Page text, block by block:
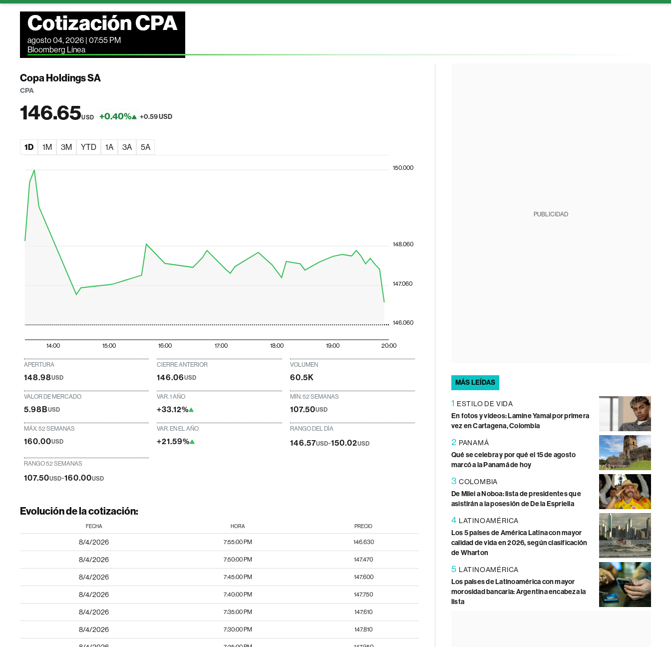
Cotización CPA
agosto 04, 2026 | 07:55 PM
Bloomberg Línea
Copa Holdings SA
CPA
146.65USD +0.40% +0.59 USD
1D 1M 3M YTD 1A 3A 5A
14:00 15:00 16:00 17:00 18:00 19:00 20:00
146.060
147.060
148.060
150.000
APERTURA
148.98USD
CIERRE ANTERIOR
146.06USD
VOLUMEN
60.5K
VALOR DE MERCADO
5.98BUSD
VAR. 1 AÑO
+33.12%
MÍN. 52 SEMANAS
107.50USD
MÁX. 52 SEMANAS
160.00USD
VAR. EN EL AÑO
+21.59%
RANGO DEL DÍA
146.57USD-150.02USD
RANGO 52 SEMANAS
107.50USD-160.00USD
Evolución de la cotización:
FECHA HORA PRECIO
8/4/2026 7:55:00 PM 146.630
8/4/2026 7:50:00 PM 147.470
8/4/2026 7:45:00 PM 147.600
8/4/2026 7:40:00 PM 147.750
8/4/2026 7:35:00 PM 147.610
8/4/2026 7:30:00 PM 147.810
PUBLICIDAD
MÁS LEÍDAS
1 ESTILO DE VIDA
En fotos y videos: Lamine Yamal por primera
vez en Cartagena, Colombia
2 PANAMÁ
Qué se celebra y por qué el 15 de agosto
marcó a la Panamá de hoy
3 COLOMBIA
De Milei a Noboa: lista de presidentes que
asistirán a la posesión de De la Espriella
4 LATINOAMÉRICA
Los 5 países de América Latina con mayor
calidad de vida en 2026, según clasificación
de Wharton
5 LATINOAMÉRICA
Los países de Latinoamérica con mayor
morosidad bancaria: Argentina encabeza la
lista